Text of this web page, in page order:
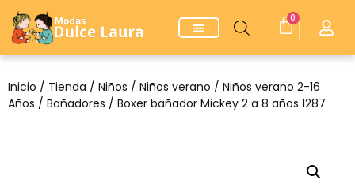
0
Inicio / Tienda / Niños / Niños verano / Niños verano 2-16
Años / Bañadores / Boxer bañador Mickey 2 a 8 años 1287